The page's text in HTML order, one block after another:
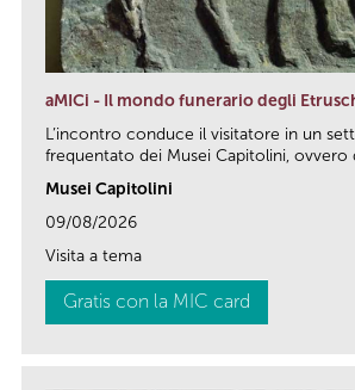
aMICi - Il mondo funerario degli
L’incontro conduce il visitatore in un
frequentato dei Musei Capitolini, ovvero
Musei Capitolini
09/08/2026
Visita a tema
Gratis con la MIC card